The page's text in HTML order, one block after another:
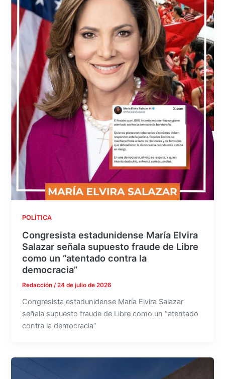
POLÍTICA
Congresista estadunidense María Elvira
Salazar señala supuesto fraude de Libre
como un “atentado contra la
democracia”
Redacción /24 de julio de 2026
Congresista estadunidense María Elvira Salazar
señala supuesto fraude de Libre como un “atentado
contra la democracia”